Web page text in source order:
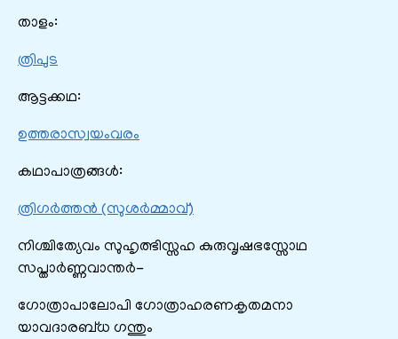
താളം:
ത്രിപുട
ആട്ടക്കഥ:
ഉത്തരാസ്വയംവരം
കഥാപാത്രങ്ങൾ:
ത്രിഗർത്തൻ (സുശർമ്മാവ്)
നിശ്ചിത്യേവം സുഹൃത്ഭിസ്സഹ കുരുവൃഷഭസ്സോഥ
സപ്താര്‍ണ്ണവാന്തര്‍-
ഗോത്രാപാലോപി ഗോത്രാഹരണകൃതമനാ
യാവദാരബ്ധ ഗന്തും